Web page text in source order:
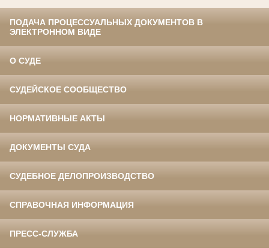
ПОДАЧА ПРОЦЕССУАЛЬНЫХ ДОКУМЕНТОВ В
ЭЛЕКТРОННОМ ВИДЕ
О СУДЕ
СУДЕЙСКОЕ СООБЩЕСТВО
НОРМАТИВНЫЕ АКТЫ
ДОКУМЕНТЫ СУДА
СУДЕБНОЕ ДЕЛОПРОИЗВОДСТВО
СПРАВОЧНАЯ ИНФОРМАЦИЯ
ПРЕСС-СЛУЖБА